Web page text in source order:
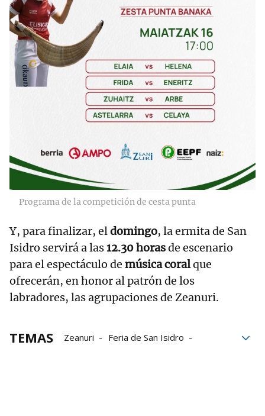
Programa de la competición de cesta punta
Y, para finalizar, eldomingo, la ermita de San
Isidro servirá a las12.30 horasde escenario
para el espectáculo de música coralque
ofrecerán, en honor al patrón de los
labradores, las agrupaciones de Zeanuri.
TEMAS Zeanuri
Feria de San Isidro